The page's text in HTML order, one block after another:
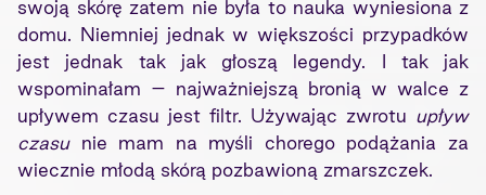
swoją skórę zatem nie była to nauka wyniesiona z
domu. Niemniej jednak w większości przypadków
jest jednak tak jak głoszą legendy. I tak jak
wspominałam – najważniejszą bronią w walce z
upływem czasu jest filtr. Używając zwrotu upływ
czasunie mam na myśli chorego podążania za
wiecznie młodą skórą pozbawioną zmarszczek.